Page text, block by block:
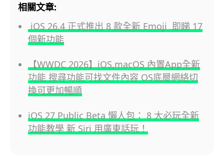
相關文章:
iOS 26.4 正式推出 8 款全新 Emoji 即睇 17
個新功能
【WWDC 2026】iOS,macOS 內置App全新
功能 搜尋功能可找文件內容 OS底層網絡切
換可更加暢順
iOS 27 Public Beta 懶人包： 8 大必玩全新
功能教學 新 Siri 用廣東話玩！